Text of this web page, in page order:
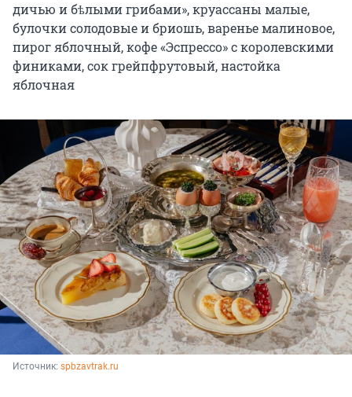
дичью и бѣлыми грибами», круассаны малые,
булочки солодовые и бриошь, варенье малиновое,
пирог яблочный, кофе «Эспрессо» с королевскими
финиками, сок грейпфрутовый, настойка
яблочная
Источник: spbzavtrak.ru